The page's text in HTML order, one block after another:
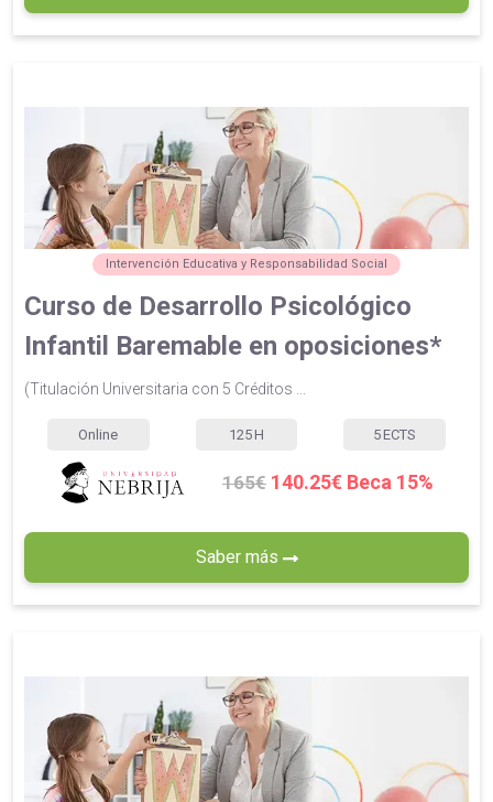
Intervención Educativa y Responsabilidad Social
Curso de Desarrollo Psicológico
Infantil Baremable en oposiciones*
(Titulación Universitaria con 5 Créditos ...
Online 125 H 5 ECTS
165€ 140.25€ Beca 15%
Saber más